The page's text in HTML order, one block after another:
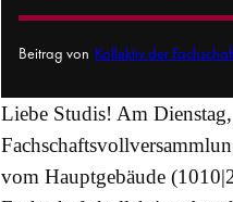
Beitrag von Kollektiv der
Liebe Studis! Am
vom Hauptgebäude